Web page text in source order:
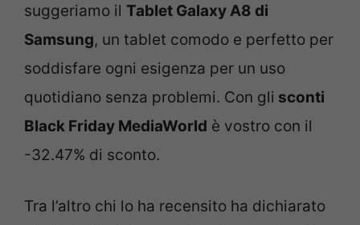
suggeriamo il Tablet Galaxy A8 di
Samsung, un tablet comodo e perfetto per
soddisfare ogni esigenza per un uso
quotidiano senza problemi. Con gli sconti
Black Friday MediaWorld è vostro con il
-32.47% di sconto.
Tra l’altro chi lo ha recensito ha dichiarato